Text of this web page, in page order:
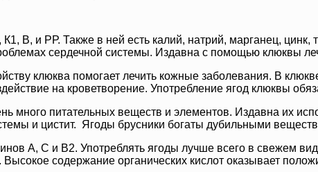
В, и РР. Также в ней есть калий, натрий, марганец,
сердечной системы. Издавна с помощью клюквы
клюква помогает лечить кожные заболевания. В
на кроветворение. Употребление ягод клюквы
много питательных веществ и элементов. Издавна их
и цистит. Ягоды брусники богаты дубильными
А, С и В2. Употреблять ягоды лучше всего в свежем
содержание органических кислот оказывает